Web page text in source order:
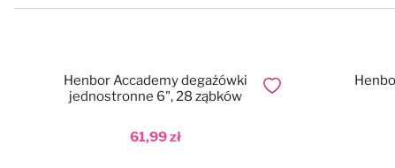
61,99 zł
Henbor Accademy degażówki
jednostronne 6", 28 ząbków
Dodaj do ulubionych